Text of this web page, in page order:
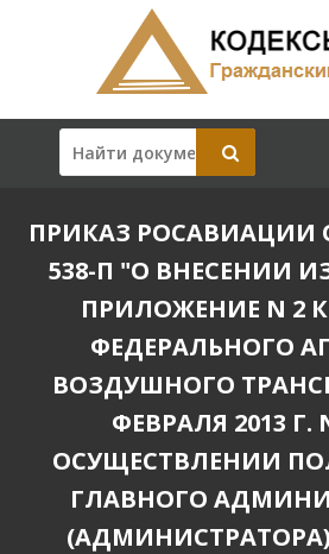
ПРИКАЗ РОСАВИАЦИИ
538-П "О ВНЕСЕНИИ
ПРИЛОЖЕНИЕ N 2
ФЕДЕРАЛЬНОГО
ВОЗДУШНОГО
ФЕВРАЛЯ 2013 Г.
ОСУЩЕСТВЛЕНИИ
ГЛАВНОГО